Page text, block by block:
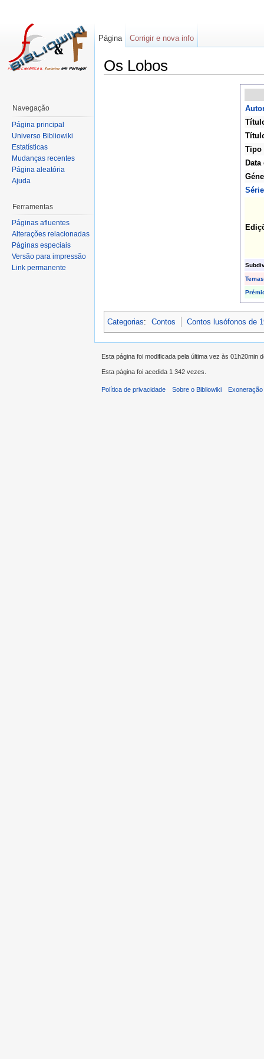
Os Lobos
Tipo
Série
Temas
Categorias: Contos Contos lusófonos de
Página Corrigir e nova info
Navegação
Página principal
Universo Bibliowiki
Estatísticas
Mudanças recentes
Página aleatória
Ajuda
Ferramentas
Páginas afluentes
Alterações relacionadas
Páginas especiais
Versão para impressão
Link permanente
Esta página foi modificada pela última vez às 01h20min
Esta página foi acedida 1 342 vezes.
Política de privacidade Sobre o Bibliowiki